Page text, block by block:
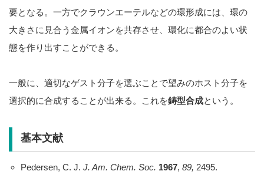
要となる。一方でクラウンエーテルなどの環形成には、環の
大きさに見合う金属イオンを共存させ、環化に都合のよい状
態を作り出すことができる。
一般に、適切なゲスト分子を選ぶことで望みのホスト分子を
選択的に合成することが出来る。これを鋳型合成という。
基本文献
Pedersen, C. J. J. Am. Chem. Soc. 1967, 89, 2495.